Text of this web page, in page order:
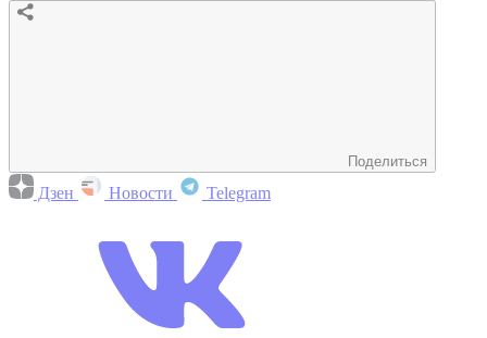
Поделиться
Дзен Новости Telegram